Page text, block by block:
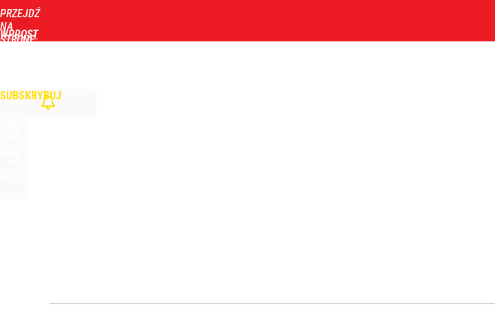
PRZEJDŹ
NA
STRONĘ
WPROST
SUBSKRYBUJ
dodaj